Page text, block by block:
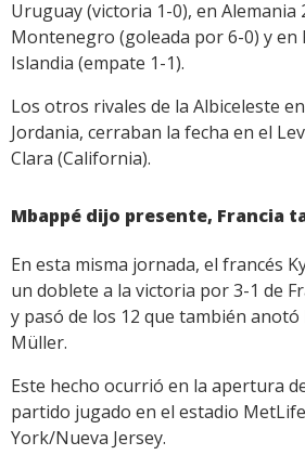
Uruguay (victoria 1-0), en Alemania
Montenegro (goleada por 6-0) y en
Islandia (empate 1-1).
Los otros rivales de la Albiceleste
Jordania, cerraban la fecha en el
Clara (California).
Mbappé dijo presente, Francia
En esta misma jornada, el francés
un doblete a la victoria por 3-1 de
y pasó de los 12 que también anotó
Müller.
Este hecho ocurrió en la apertura
partido jugado en el estadio
York/Nueva Jersey.